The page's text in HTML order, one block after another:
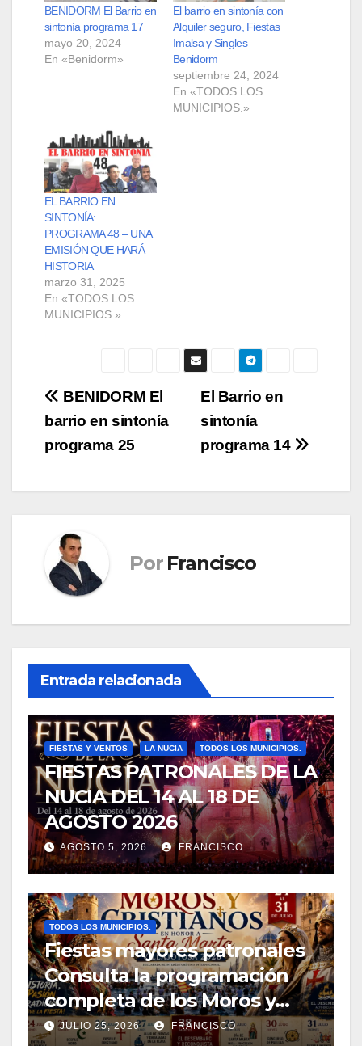
BENIDORM El Barrio en
sintonía programa 17
mayo 20, 2024
En «Benidorm»
El barrio en sintonía con
Alquiler seguro, Fiestas
Imalsa y Singles
Benidorm
septiembre 24, 2024
En «TODOS LOS
MUNICIPIOS.»
EL BARRIO EN
SINTONÍA:
PROGRAMA 48 – UNA
EMISIÓN QUE HARÁ
HISTORIA
marzo 31, 2025
En «TODOS LOS
MUNICIPIOS.»
Navegación
de
El Barrio en
sintonía
programa 14
BENIDORM El
barrio en sintonía
programa 25
Por Francisco
Entrada relacionada
FIESTAS Y VENTOS LA NUCIA TODOS LOS MUNICIPIOS.
FIESTAS PATRONALES DE LA
NUCIA DEL 14 AL 18 DE
AGOSTO 2026
AGOSTO 5, 2026 FRANCISCO
TODOS LOS MUNICIPIOS.
Fiestas mayores patronales
Consulta la programación
completa de los Moros y
Cristianos de Villajoyosa
JULIO 25, 2026 FRANCISCO